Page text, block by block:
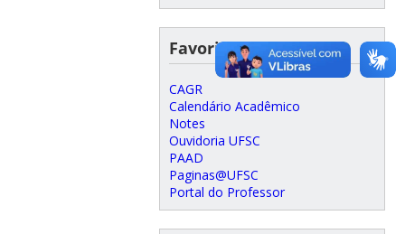
Favoritos
CAGR
Calendário Acadêmico
Notes
Ouvidoria UFSC
PAAD
Paginas@UFSC
Portal do Professor